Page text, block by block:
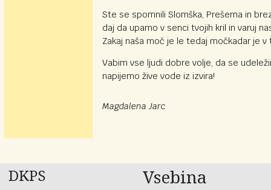
Ste se spomnili Slomška, Prešerna in
daj da upamo v senci tvojih kril in varuj
Zakaj naša moč je le tedaj močkadar je
Vabim vse ljudi dobre volje, da se
napijemo žive vode iz izvira!
Magdalena Jarc
DKPS Vsebina